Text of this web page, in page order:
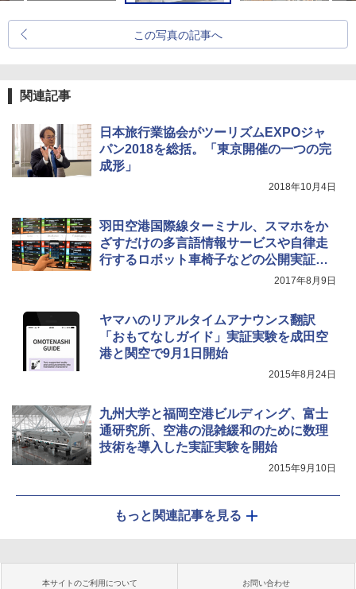
この写真の記事へ
関連記事
日本旅行業協会がツーリズムEXPOジャ
パン2018を総括。「東京開催の一つの完
成形」
2018年10月4日
羽田空港国際線ターミナル、スマホをか
ざすだけの多言語情報サービスや自律走
行するロボット車椅子などの公開実証実
2017年8月9日
ヤマハのリアルタイムアナウンス翻訳
「おもてなしガイド」実証実験を成田空
港と関空で9月1日開始
2015年8月24日
九州大学と福岡空港ビルディング、富士
通研究所、空港の混雑緩和のために数理
技術を導入した実証実験を開始
2015年9月10日
もっと関連記事を見る
本サイトのご利用について お問い合わせ